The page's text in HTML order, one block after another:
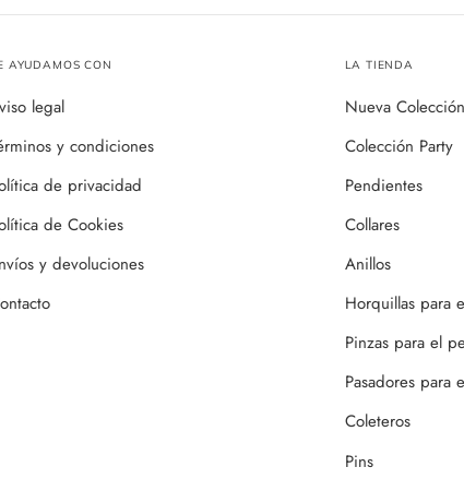
AYUDAMOS CON
legal
y condiciones
de privacidad
de Cookies
y devoluciones
LA TIENDA
Nueva
Colección Party
Pendientes
Collares
Anillos
Horquillas para
Pinzas para el
Pasadores para
Coleteros
Pins